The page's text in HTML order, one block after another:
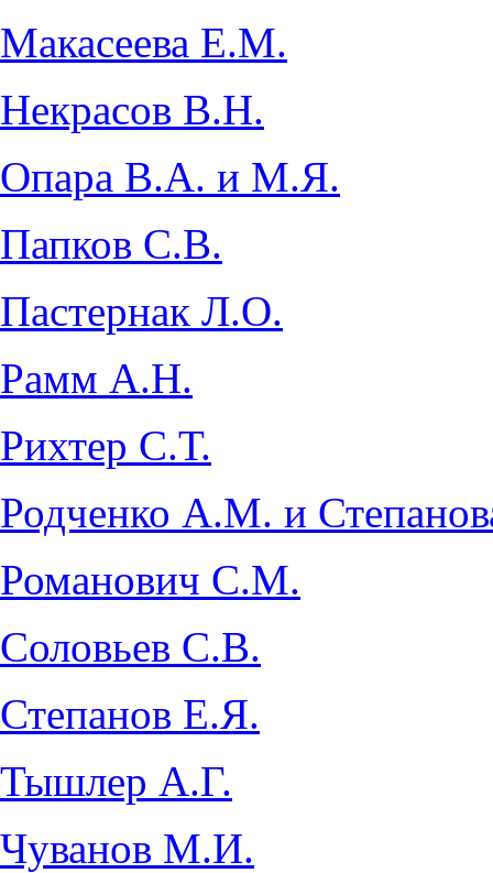
Макасеева Е.М.
Некрасов В.Н.
Опара В.А. и М.Я.
Папков С.В.
Пастернак Л.О.
Рамм А.Н.
Рихтер С.Т.
Родченко А.М. и
Романович С.М.
Соловьев С.В.
Степанов Е.Я.
Тышлер А.Г.
Чуванов М.И.